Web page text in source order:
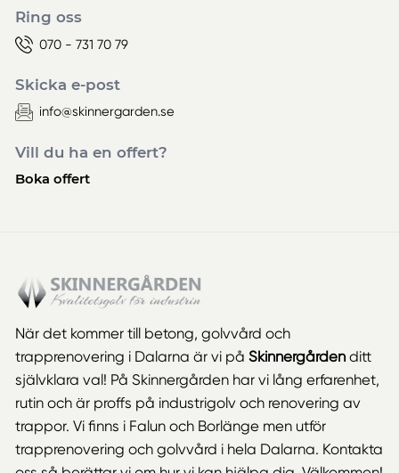
Ring oss
070 - 731 70 79
Skicka e-post
info@skinnergarden.se
Vill du ha en offert?
Boka offert
När det kommer till betong, golvvård och
trapprenovering i Dalarna är vi på Skinnergårdenditt
självklara val! På Skinnergården har vi lång erfarenhet,
rutin och är proffs på industrigolv och renovering av
trappor. Vi finns i Falun och Borlänge men utför
trapprenovering och golvvård i hela Dalarna. Kontakta